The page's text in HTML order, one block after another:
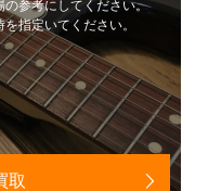
参考にしてください。
指定いてください。
取